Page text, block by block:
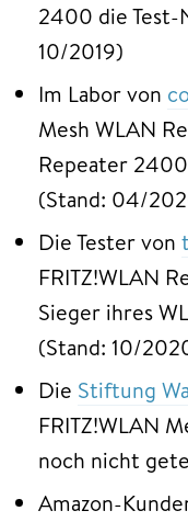
2400 die Test-
10/2019)
Im Labor von
Mesh WLAN
Repeater
(Stand: 04/
Die Tester von
FRITZ!WLAN
Sieger ihres
(Stand: 10/
Die Stiftung
FRITZ!WLAN
noch nicht
Amazon-